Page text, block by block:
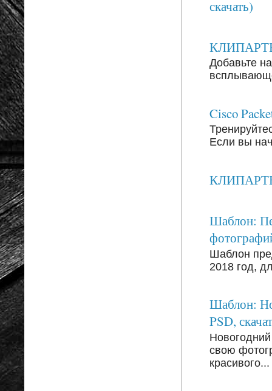
скачать)
КЛИПАРТЫ:
Добавьте
Cisco
Если вы
КЛИПАРТЫ:
Шаблон:
Шаблон
2018 год,
Шаблон:
PSD,
свою
красивого...